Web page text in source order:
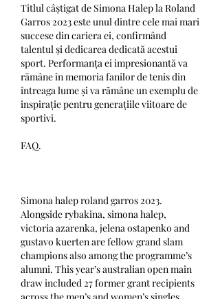
Titlul câștigat de Simona Halep la Roland
Garros 2023 este unul dintre cele mai mari
succese din cariera ei, confirmând
talentul și dedicarea dedicată acestui
sport. Performanța ei impresionantă va
rămâne în memoria fanilor de tenis din
întreaga lume și va rămâne un exemplu de
inspirație pentru generațiile viitoare de
sportivi.
FAQ.
Simona halep roland garros 2023.
Alongside rybakina, simona halep,
victoria azarenka, jelena ostapenko and
gustavo kuerten are fellow grand slam
champions also among the programme’s
alumni. This year’s australian open main
draw included 27 former grant recipients
across the men’s and women’s singles